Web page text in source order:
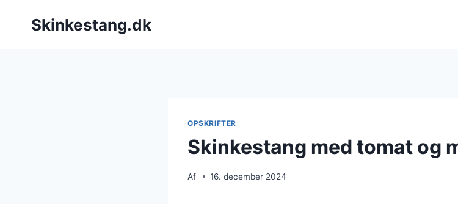
Skinkestang.dk
OPSKRIFTER
Skinkestang med tomat og
Af 16. december 2024